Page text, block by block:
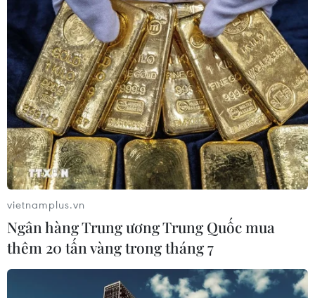
vietnamplus.vn
Ngân hàng Trung ương Trung Quốc mua
thêm 20 tấn vàng trong tháng 7